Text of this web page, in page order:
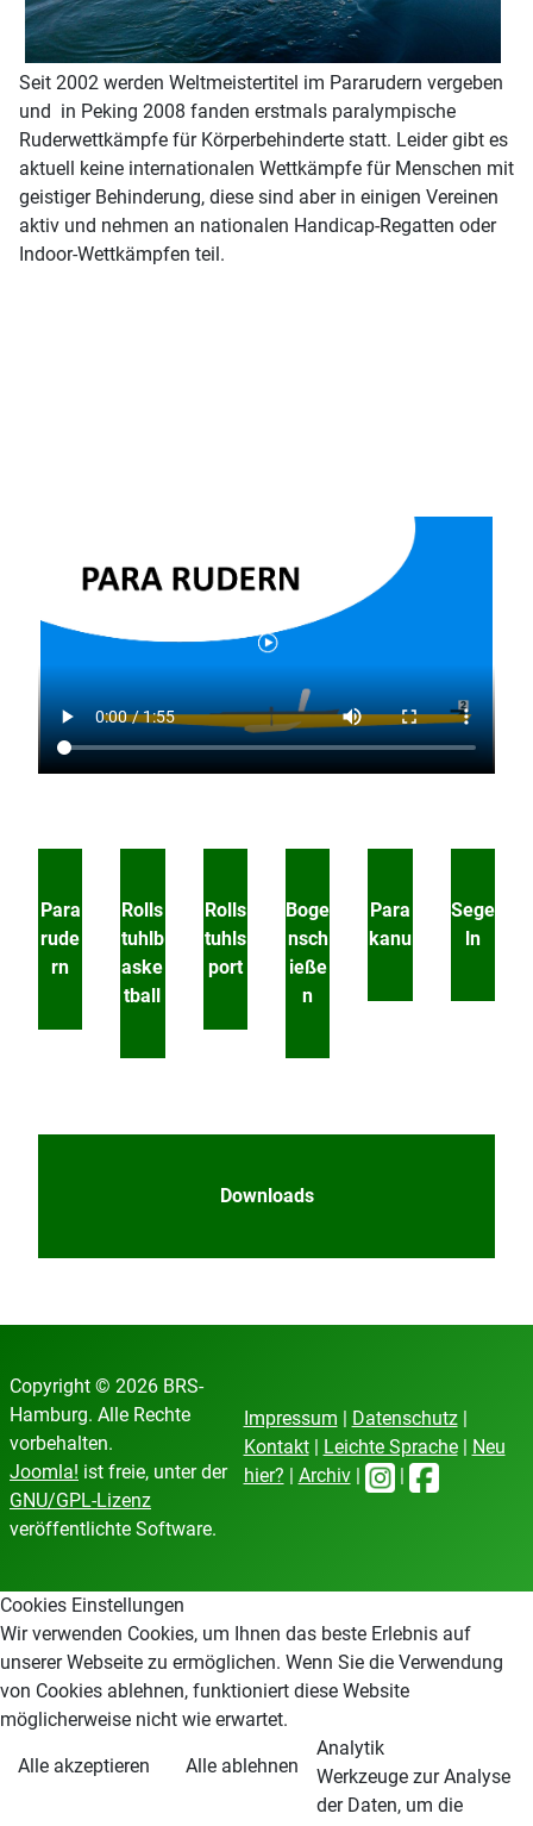
Seit 2002 werden Weltmeistertitel im Pararudern vergeben
und in Peking 2008 fanden erstmals paralympische
Ruderwettkämpfe für Körperbehinderte statt. Leider gibt es
aktuell keine internationalen Wettkämpfe für Menschen mit
geistiger Behinderung, diese sind aber in einigen Vereinen
aktiv und nehmen an nationalen Handicap-Regatten oder
Indoor-Wettkämpfen teil.
Para
rude
rn
Rolls
tuhlb
aske
tball
Rolls
tuhls
port
Boge
nsch
ieße
n
Para
kanu
Sege
ln
Downloads
Copyright © 2026 BRS-
Hamburg. Alle Rechte
vorbehalten.
Joomla! ist freie, unter der
GNU/GPL-Lizenz
veröffentlichte Software.
Impressum Datenschutz|
Kontakt| Leichte Sprache|
Neu
hier?
Archiv|
Cookies Einstellungen
Wir verwenden Cookies, um Ihnen das beste Erlebnis auf
unserer Webseite zu ermöglichen. Wenn Sie die Verwendung
von Cookies ablehnen, funktioniert diese Website
möglicherweise nicht wie erwartet.
Alle akzeptieren Alle ablehnen
Analytik
Werkzeuge zur Analyse
der Daten, um die